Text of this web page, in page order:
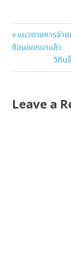
2565
แนะแนว
Previous
Post:
แนวทางการจ่า
ซ้อมออกมาแล้ว
Next
วิถีบ
Leave a